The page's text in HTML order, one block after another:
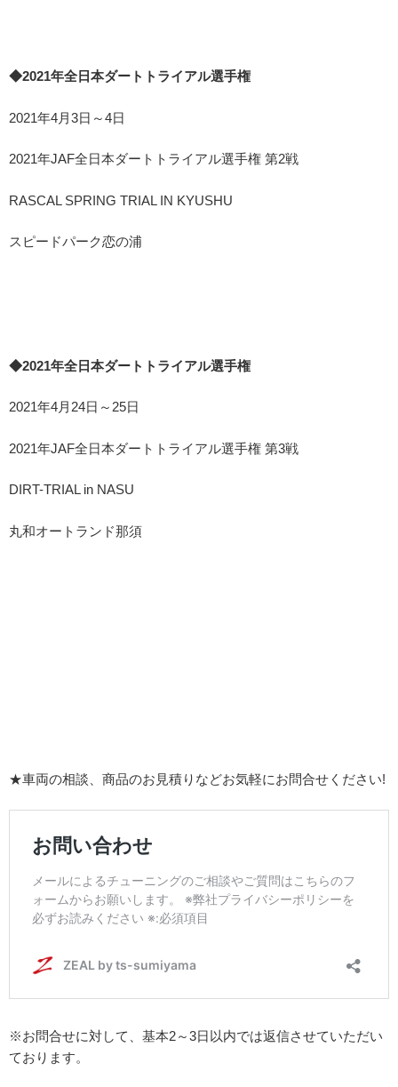
◆2021年全日本ダートトライアル選手権
2021年4月3日～4日
2021年JAF全日本ダートトライアル選手権 第2戦
RASCAL SPRING TRIAL IN KYUSHU
スピードパーク恋の浦
◆2021年全日本ダートトライアル選手権
2021年4月24日～25日
2021年JAF全日本ダートトライアル選手権 第3戦
DIRT-TRIAL in NASU
丸和オートランド那須
★車両の相談、商品のお見積りなどお気軽にお問合せください!
※お問合せに対して、基本2～3日以内では返信させていただい
ております。